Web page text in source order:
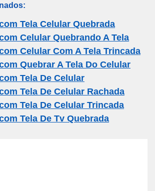
e
gr
a
m
s
A
p
p
e
Tela Celular Quebrada
Celular Quebrando A Tela
Celular Com A Tela Trincada
Quebrar A Tela Do Celular
Tela De Celular
Tela De Celular Rachada
Tela De Celular Trincada
Tela De Tv Quebrada